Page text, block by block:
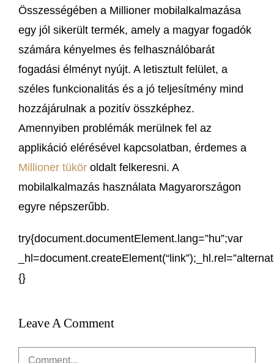
Összességében a Millioner mobilalkalmazása
egy jól sikerült termék, amely a magyar fogadók
számára kényelmes és felhasználóbarát
fogadási élményt nyújt. A letisztult felület, a
széles funkcionalitás és a jó teljesítmény mind
hozzájárulnak a pozitív összképhez.
Amennyiben problémák merülnek fel az
applikáció elérésével kapcsolatban, érdemes a
Millioner tükör oldalt felkeresni. A
mobilalkalmazás használata Magyarországon
egyre népszerűbb.
try{document.documentElement.lang=”hu”;var
{}
Leave A Comment
Comment